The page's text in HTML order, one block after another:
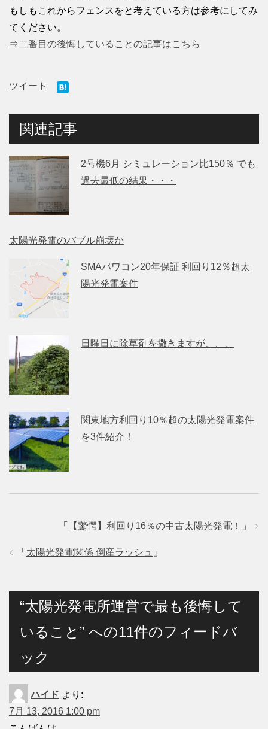
もしもこれからフェンスをと考えている方は参考にしてみ
てください。
⇒二番目の後悔していることの記事はこちら
ツイート
関連記事
2号機6月 シミュレーション比150％ でも
過去最低の結果・・・
太陽光発電のバブル崩壊か
SMAパワコン20年保証 利回り12％超太
陽光発電案件
日曜日に除草剤を撒きますが、、、
関東地方利回り10％超の太陽光発電案件
を3件紹介！
「 【驚愕】利回り16％の中古太陽光発電！ 」
「 太陽光発電関係 倒産ラッシュ 」
“太陽光発電所運営で最も後悔して
いること” への11件のフィードバ
ック
ハイド より:
7月 13, 2016 1:00 pm